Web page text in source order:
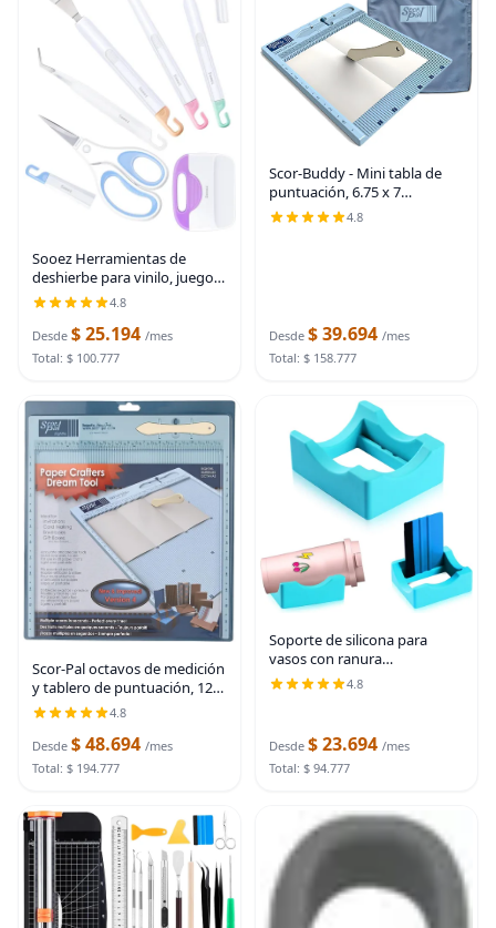
Sooez Herramientas de
deshierbe para vinilo, juego
de herramientas básicas de 6
piezas, kit de herramientas
de vinilo para manualidades
de
4.8
Desde $ 25.194 /mes
Total: $ 100.777
Scor-Buddy - Mini tabla de
puntuación, 6.75 x 7
pulgadas, ranuras espaciales
de 1/8 pulgadas, herramienta
4.8
Desde $ 39.694 /mes
Total: $ 158.777
Scor-Pal octavos de medición
y tablero de puntuación, 12"
x 12", ranuras espaciadoras
de 1/8"
4.8
Desde $ 48.694 /mes
Total: $ 194.777
Soporte de silicona para
vasos con ranura
incorporada, portavasos para
manualidades para aplicar
soporte para vasos con
4.8
Desde $ 23.694 /mes
Total: $ 94.777